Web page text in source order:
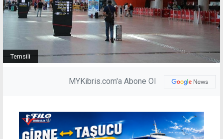
Temsili
MYKibris.com'a Abone Ol